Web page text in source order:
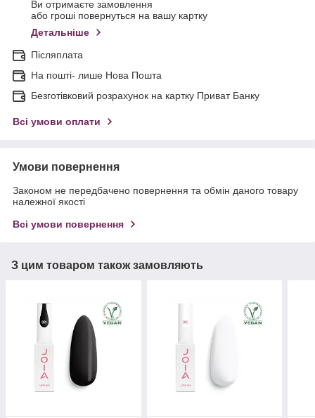
Ви отримаєте замовлення
або гроші повернуться на вашу картку
Детальніше
Післяплата
На пошті- лише Нова Пошта
Безготівковий розрахунок на картку Приват Банку
Всі умови оплати
Умови повернення
Законом не передбачено повернення та обмін даного товару
належної якості
Всі умови повернення
З цим товаром також замовляють